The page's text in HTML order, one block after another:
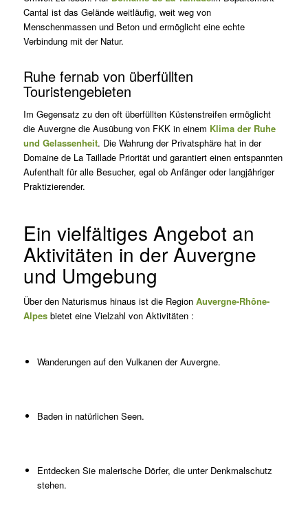
Cantal ist das Gelände weitläufig, weit weg von
Menschenmassen und Beton und ermöglicht eine echte
Verbindung mit der Natur.
Ruhe fernab von überfüllten
Touristengebieten
Im Gegensatz zu den oft überfüllten Küstenstreifen ermöglicht
die Auvergne die Ausübung von FKK in einem Klima der Ruhe
und Gelassenheit. Die Wahrung der Privatsphäre hat in der
Domaine de La Taillade Priorität und garantiert einen entspannten
Aufenthalt für alle Besucher, egal ob Anfänger oder langjähriger
Praktizierender.
Ein vielfältiges Angebot an
Aktivitäten in der Auvergne
und Umgebung
Über den Naturismus hinaus ist die Region Auvergne-Rhône-
Alpesbietet eine Vielzahl von Aktivitäten :
Wanderungen auf den Vulkanen der Auvergne.
Baden in natürlichen Seen.
Entdecken Sie malerische Dörfer, die unter Denkmalschutz
stehen.